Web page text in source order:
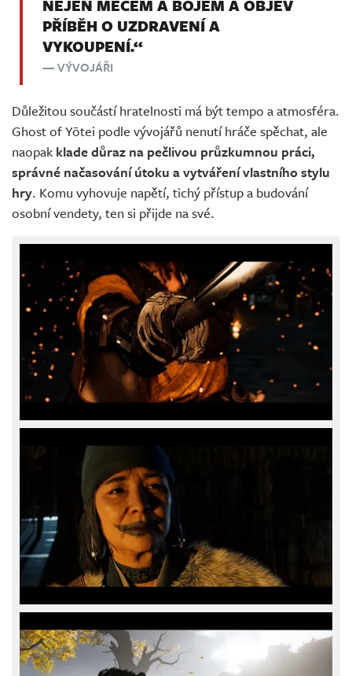
NEJEN MEČEM A BOJEM A OBJEV
PŘÍBĚH O UZDRAVENÍ A
VYKOUPENÍ.“
VÝVOJÁŘI
Důležitou součástí hratelnosti má být tempo a atmosféra.
Ghost of Yōtei podle vývojářů nenutí hráče spěchat, ale
naopak klade důraz na pečlivou průzkumnou práci,
správné načasování útoku a vytváření vlastního stylu
hry. Komu vyhovuje napětí, tichý přístup a budování
osobní vendety, ten si přijde na své.